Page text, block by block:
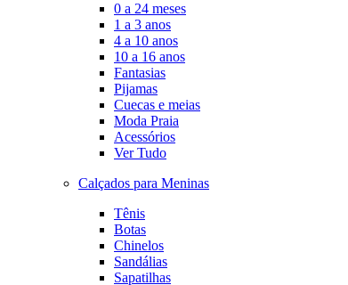
0 a 24 meses
1 a 3 anos
4 a 10 anos
10 a 16 anos
Fantasias
Pijamas
Cuecas e meias
Moda Praia
Acessórios
Ver Tudo
Calçados para Meninas
Tênis
Botas
Chinelos
Sandálias
Sapatilhas